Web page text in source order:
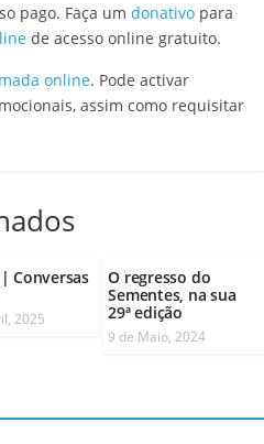
pago. Faça um donativo para
de acesso online gratuito.
online. Pode activar
assim como requisitar
Conversas
2025
O regresso do
Sementes, na sua
29ª edição
9 de Maio, 2024